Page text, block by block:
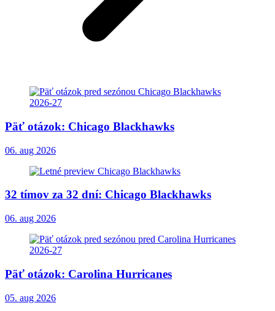
Päť otázok: Chicago Blackhawks
06. aug 2026
32 tímov za 32 dní: Chicago Blackhawks
06. aug 2026
Päť otázok: Carolina Hurricanes
05. aug 2026